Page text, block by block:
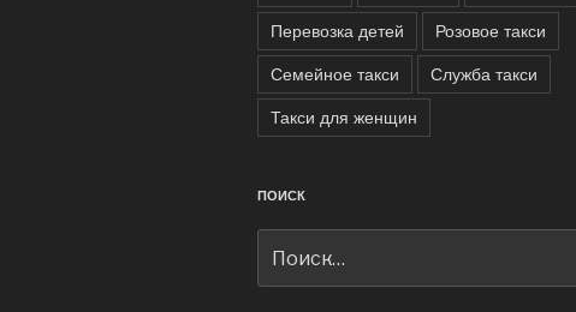
Перевозка детей
Розовое такси
Семейное такси
Служба такси
Такси для женщин
ПОИСК